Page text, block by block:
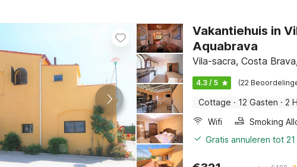
Vakantiehuis in
Aquabrava
Vila-sacra, Costa
4.3 / 5 (22
Cottage · 12 Gasten · 2
Wifi
Gratis annuleren tot